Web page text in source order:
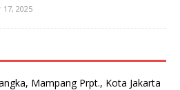
2025
Mampang Prpt., Kota Jakarta